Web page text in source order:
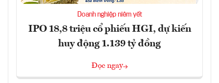
Doanh nghiệp niêm yết
IPO 18,8 triệu cổ phiếu HGI, dự kiến
huy động 1.139 tỷ đồng
Đọc ngay